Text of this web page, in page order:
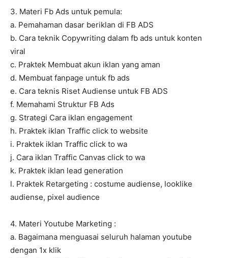
3. Materi Fb Ads untuk pemula:
a. Pemahaman dasar beriklan di FB ADS
b. Cara teknik Copywriting dalam fb ads untuk konten
viral
c. Praktek Membuat akun iklan yang aman
d. Membuat fanpage untuk fb ads
e. Cara teknis Riset Audiense untuk FB ADS
f. Memahami Struktur FB Ads
g. Strategi Cara iklan engagement
h. Praktek iklan Traffic click to website
i. Praktek iklan Traffic click to wa
j. Cara iklan Traffic Canvas click to wa
k. Praktek iklan lead generation
l. Praktek Retargeting : costume audiense, looklike
audiense, pixel audience
4. Materi Youtube Marketing :
a. Bagaimana menguasai seluruh halaman youtube
dengan 1x klik